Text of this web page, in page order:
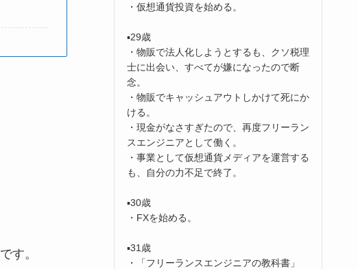
です。
・仮想通貨投資を始める。
▪️29歳
・物販で法人化しようとするも、クソ税理
士に出会い、すべてが嫌になったので断
念。
・物販でキャッシュアウトしかけて死にか
ける。
・現金がなさすぎたので、再度フリーラン
スエンジニアとして働く。
・事業として仮想通貨メディアを運営する
も、自分の力不足で終了。
▪️30歳
・FXを始める。
▪️31歳
・「フリーランスエンジニアの教科書」